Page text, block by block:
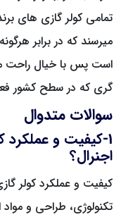
تمامی کولر گازی های
میرسند که در برابر
است پس با خیال راحت
گری که در سطح کشور
سوالات متدوال
1-کیفیت و عملکرد
اجنرال؟
کیفیت و عملکرد کولر
تکنولوژی، طراحی و مواد